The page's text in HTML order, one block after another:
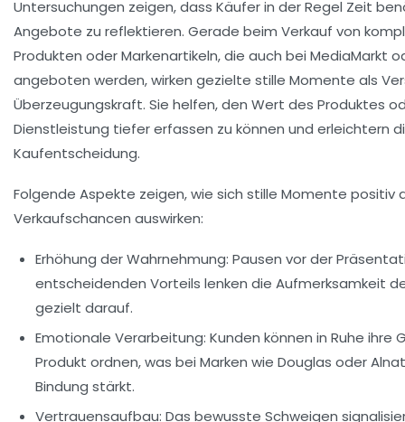
Untersuchungen zeigen, dass Käufer in der Regel Zeit
Angebote zu reflektieren. Gerade beim Verkauf von
Produkten oder Markenartikeln, die auch bei MediaMarkt
angeboten werden, wirken gezielte stille Momente als
Überzeugungskraft. Sie helfen, den Wert des Produktes
Dienstleistung tiefer erfassen zu können und erleichtern
Kaufentscheidung.
Folgende Aspekte zeigen, wie sich stille Momente positiv
Verkaufschancen auswirken:
Erhöhung der Wahrnehmung: Pausen vor der
entscheidenden Vorteils lenken die Aufmerksamkeit
gezielt darauf.
Emotionale Verarbeitung: Kunden können in Ruhe ihre
Produkt ordnen, was bei Marken wie Douglas oder
Bindung stärkt.
Vertrauensaufbau: Das bewusste Schweigen